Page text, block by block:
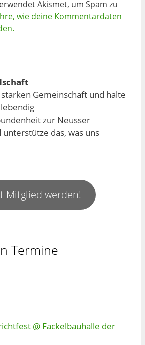
Akismet, um Spam zu
wie deine Kommentardaten
Gemeinschaft und halte
zur Neusser
unterstütze das, was uns
Mitglied werden!
Termine
@ Fackelbauhalle der